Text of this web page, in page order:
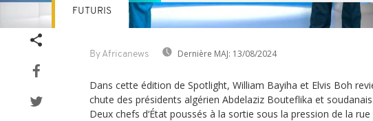
By Africanews Dernière MAJ: 13/08/2024
FUTURIS
Dans cette édition de Spotlight, William Bayiha et Elvis Boh
chute des présidents algérien Abdelaziz Bouteflika et
Deux chefs d‘État poussés à la sortie sous la pression de la rue